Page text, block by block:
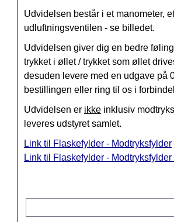
Udvidelsen består i et manometer,
udluftningsventilen - se billedet.
Udvidelsen giver dig en bedre
trykket i øllet / trykket som øllet
desuden levere med en udgave på
bestillingen eller ring til os i
Udvidelsen er ikke inklusiv
leveres udstyret samlet.
Link til Flaskefylder - Modtryksfylder
Link til Flaskefylder -